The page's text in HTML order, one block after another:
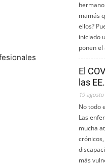
mamás
ellos?
iniciado
ponen
El
las
19
No todo
Las
mucha
más